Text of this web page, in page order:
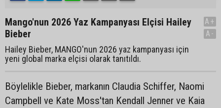
Mango'nun 2026 Yaz Kampanyası Elçisi Hailey
Bieber
Hailey Bieber, MANGO'nun 2026 yaz kampanyası için
yeni global marka elçisi olarak tanıtıldı.
A+
A-
Böylelikle Bieber, markanın Claudia Schiffer, Naomi
Campbell ve Kate Moss'tan Kendall Jenner ve Kaia